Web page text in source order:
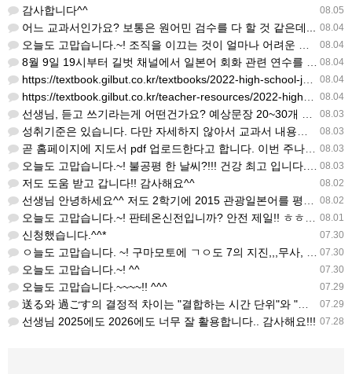
08.05
감사합니다^^
08.04
어느 교과서인가요? 보통은 원어민 검수를 다 할 것 같은데...
08.04
오늘도 고맙습니다.~! 조직을 이끄는 것이 얼마나 어려운 일일까요? 우선 봉사하는 마음이 필요!!! 감사해요…
08.04
8월 9일 19시부터 길벗 채널에서 일본어 회화 관련 연수를 저작 직강으로 한다고 합니다. 많이 도움이 되실…
08.04
https://textbook.gilbut.co.kr/textbooks/2022-high-school-jap…
08.04
https://textbook.gilbut.co.kr/teacher-resources/2022-high-sc…
08.03
선생님, 듣고 쓰기라는게 어떤건가요? 예상문장 20~30개 중 몇개를 틀어주고 들리는대로 쓰는 건가요? 자세…
08.03
성취기준은 있습니다. 다만 자세하지 않아서 교과서 내용에 맞게 좀 더 구체적으로 재구조화를 하신 선생님이 계…
08.03
곧 홈페이지에 지도서 pdf 업로드한다고 합니다. 이번 주나 다음 주에 e-book 기반 전자저작물도 업로드…
08.03
오늘도 고맙습니다.~! 불공평 한 날씨?!!! 건강 최고 입니다. ^^
08.02
저도 도움 받고 갑니다!! 감사해요^^
08.02
선생님 안녕하세요^^ 저도 2학기에 2015 관광일본어를 평가계획을 세우려고 하는데. ..아무리 찾아도 없어…
08.01
오늘도 고맙습니다.~! 판테온신전입니까? 안전 제일!! ㅎㅎ 감사해요. ^^
07.30
신청했습니다.^^*
07.30
ㅇ늘도 고맙습니다. ~! 구마모토에 ㄱㅇ도 7의 지진,,,무사, 안전을 기도 합니다. 감사해요...
07.30
오늘도 고맙습니다.~! ^^
07.29
오늘도 고맙습니다.~~~~!! ^^^
07.29
送る와 過ごす의 결정적 차이는 "결합하는 시간 단위"와 "묘사 대상"입니다. 過ごす 하루, 오후, 주말, 휴…
07.28
선생님 2025에도 2026에도 너무 잘 활용합니다.. 감사해요!!!